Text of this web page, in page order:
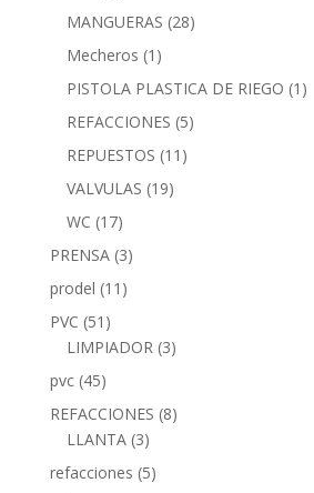
MANGUERAS (28)
Mecheros (1)
PISTOLA PLASTICA DE RIEGO (1)
REFACCIONES (5)
REPUESTOS (11)
VALVULAS (19)
WC (17)
PRENSA (3)
prodel (11)
PVC (51)
LIMPIADOR (3)
pvc (45)
REFACCIONES (8)
LLANTA (3)
refacciones (5)